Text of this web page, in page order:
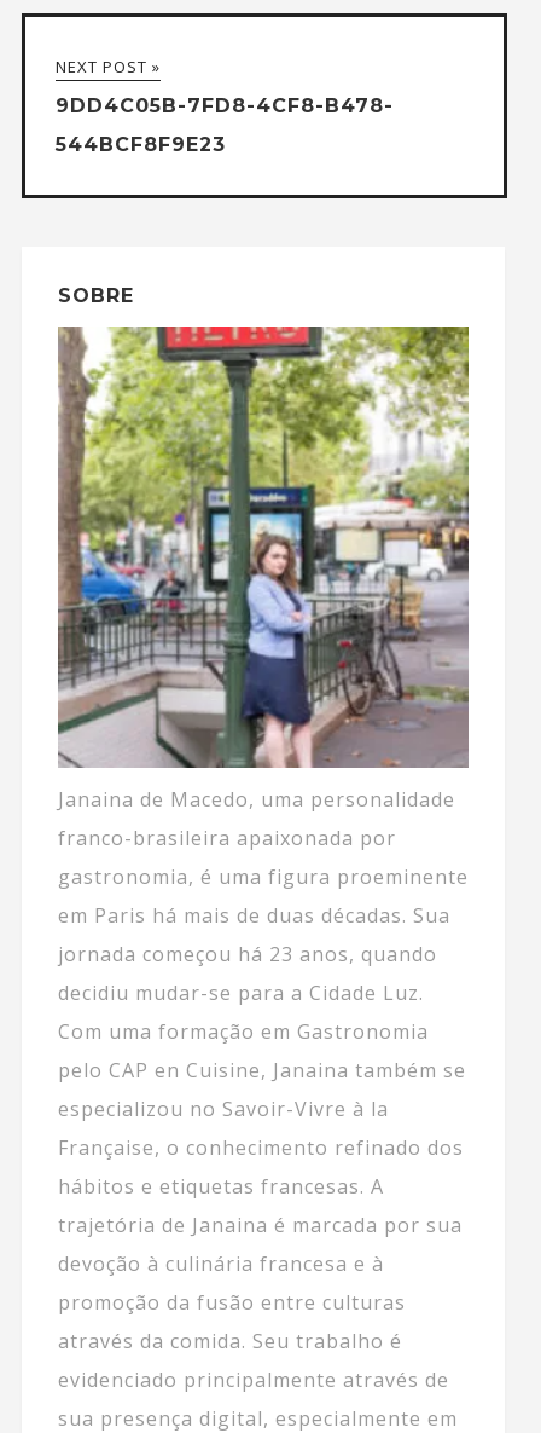
NEXT POST »
9DD4C05B-7FD8-4CF8-B478-
544BCF8F9E23
SOBRE
Janaina de Macedo, uma personalidade
franco-brasileira apaixonada por
gastronomia, é uma figura proeminente
em Paris há mais de duas décadas. Sua
jornada começou há 23 anos, quando
decidiu mudar-se para a Cidade Luz.
Com uma formação em Gastronomia
pelo CAP en Cuisine, Janaina também se
especializou no Savoir-Vivre à la
Française, o conhecimento refinado dos
hábitos e etiquetas francesas. A
trajetória de Janaina é marcada por sua
devoção à culinária francesa e à
promoção da fusão entre culturas
através da comida. Seu trabalho é
evidenciado principalmente através de
sua presença digital, especialmente em